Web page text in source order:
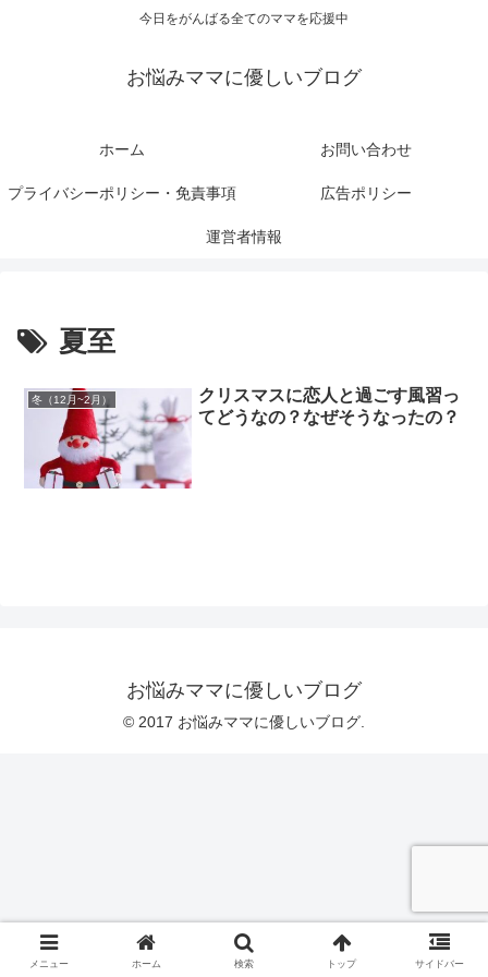
今日をがんばる全てのママを応援中
お悩みママに優しいブログ
ホーム お問い合わせ
プライバシーポリシー・免責事項 広告ポリシー
運営者情報
夏至
冬（12月~2月）
クリスマスに恋人と過ごす風習っ
てどうなの？なぜそうなったの？
お悩みママに優しいブログ
© 2017 お悩みママに優しいブログ.
メニュー ホーム 検索 トップ サイドバー